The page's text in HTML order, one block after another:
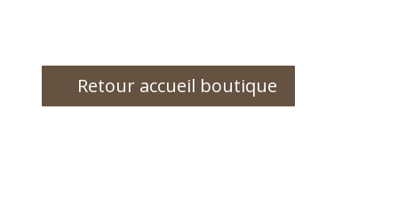
Retour accueil boutique